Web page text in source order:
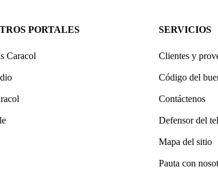
PORTALES
Caracol
SERVICIOS
Clientes y
Código del
Contáctenos
Defensor del
Mapa del sitio
Pauta con